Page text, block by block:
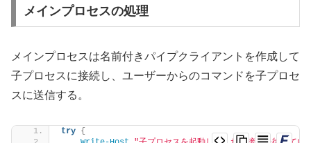
メインプロセスの処理
メインプロセスは名前付きパイプクライアントを作成して
子プロセスに接続し、ユーザーからのコマンドを子プロセ
スに送信する。
try {